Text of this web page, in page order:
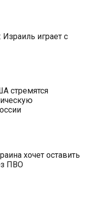
играет с
стремятся
хочет оставить
ПВО